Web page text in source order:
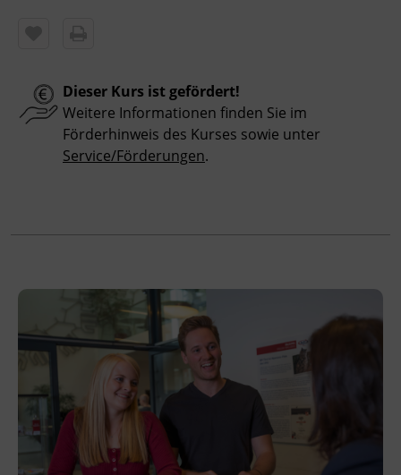
Bitte beachten Sie, dass an offiziellen
österreichischen Feiertagen keine Kurse
stattfinden. Ausfallende Termine werden
innerhalb der Kursdauer mittels
Ing.-Etzel-Straße 7
6020 Innsbruck
Förderhinweis
Das Land Tirol fördert bis zu maximal 30 %
der Kurskosten. Nähere Informationen finden
Sie unter
www.mein-update.at
Dieser Kurs ist gefördert!
Weitere Informationen finden Sie im
Förderhinweis des Kurses sowie unter
Service/Förderungen.